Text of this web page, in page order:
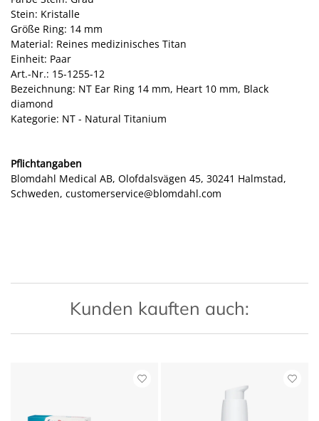
Stein: Kristalle
Größe Ring: 14 mm
Material: Reines medizinisches Titan
Einheit: Paar
Art.-Nr.: 15-1255-12
Bezeichnung: NT Ear Ring 14 mm, Heart 10 mm, Black
diamond
Kategorie: NT - Natural Titanium
Pflichtangaben
Blomdahl Medical AB, Olofdalsvägen 45, 30241 Halmstad,
Schweden, customerservice@blomdahl.com
Kunden kauften auch: